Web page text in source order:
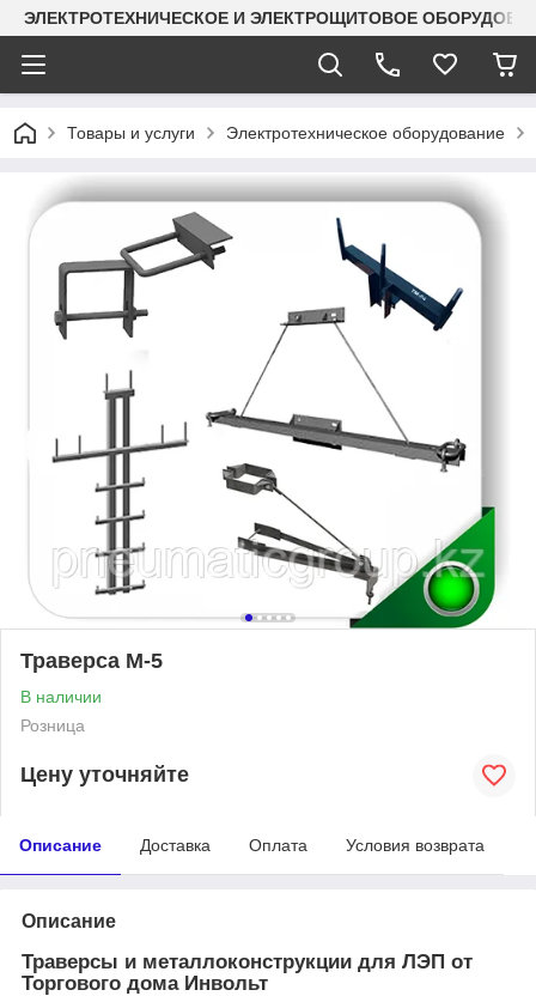
ЭЛЕКТРОТЕХНИЧЕСКОЕ И ЭЛЕКТРОЩИТОВОЕ
Товары и услуги Электротехническое оборудование
Траверса М-5
В наличии
Розница
Цену уточняйте
Описание Доставка Оплата Условия возврата
Описание
Траверсы и металлоконструкции для ЛЭП от
Торгового дома Инвольт